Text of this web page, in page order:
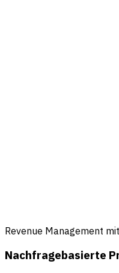
Revenue Management
Nachfragebasierte